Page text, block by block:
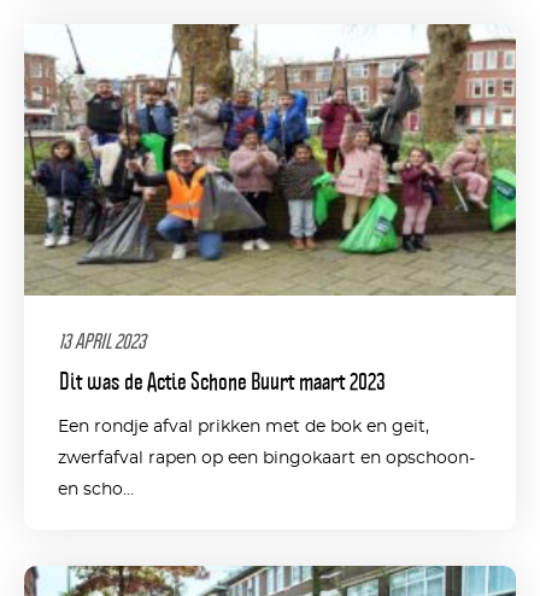
13 APRIL 2023
Dit was de Actie Schone Buurt maart 2023
Een rondje afval prikken met de bok en geit,
zwerfafval rapen op een bingokaart en opschoon-
en scho...